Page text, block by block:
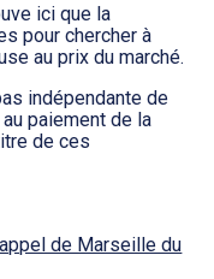
ici que la
pour chercher à
au prix du marché.
indépendante de
paiement de la
de ces
de Marseille du